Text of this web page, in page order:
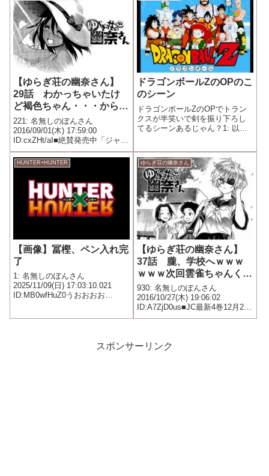
【ゆらぎ荘の幽奈さん】
29話 わかっちゃいたけ
ど褐色ちゃん・・・からの
幽奈さんの生前話でシリア
ス編突入か！【ネタバレ】
221: 名無しのぽんさん
2016/09/01(木) 17:59:00
ID:cxZHt/aI■絶賛発売中「ジャン
プGIGA vol.2」に幽奈さんの水
着ポスターあるよ！ 扉絵：千
紗希、お風呂で背後からこゆず
に乳揉みされる 丸くて柔ら...
ドラゴンボールZのOPのこ
のシーン
ドラゴンボールZのOPでトラン
クスが半笑いで剣を振り下ろし
てるシーンあるじゃん？1: 以
ID:IfopR0c/0.net あのシーンって
ドラゴン...
HUNTER×HUNTER
【画像】冨樫、ペン入れ完
了
1: 名無しのぽんさん
2025/11/09(日) 17:03:10.021
ID:MB0wfHuZ0うおおおお
ゆらぎ荘の幽奈さん
【ゆらぎ荘の幽奈さん】
37話 朧、学校へｗｗｗ
ｗｗｗ次回雲雀ちゃんくる
か？！ 【ネタバレ】
930: 名無しのぽんさん
2016/10/27(木) 19:06:02
ID:A7ZjD0us■JC最新4巻12月2日
発売!! おんせん37 朧、学校へ
えのない美人の女生徒が、コガ
スポンサーリンク